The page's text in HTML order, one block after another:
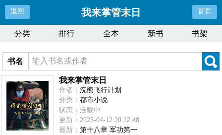
返回 我来掌管末日 首页
分类 排行 全本 新书 书架
书名
我来掌管末日
作者：浣熊飞行计划
分类：都市小说
状态：连载中
更新：2025-04-12 20:22:48
最新：第十八章 军功第一